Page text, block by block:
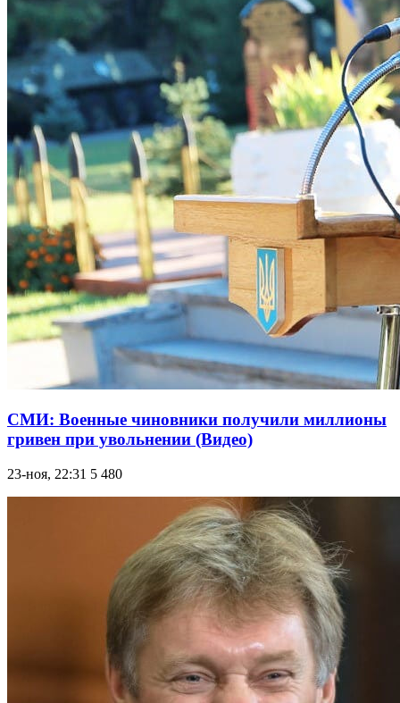
СМИ: Военные чиновники получили миллионы
гривен при увольнении (Видео)
23-ноя, 22:31 5 480